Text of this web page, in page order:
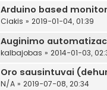
Arduino based
Ciakis » 2019-01-04, 01:39
Auginimo
kalbajobas » 2014-01-03,
Oro sausintuvai
N/A » 2019-07-08, 20:34